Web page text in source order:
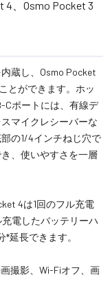
4、Osmo Pocket 3
蔵し、Osmo Pocket
とができます。ホッ
Cポートには、有線デ
マイクレシーバーな
の1/4インチねじ穴で
、使いやすさを一層
4は1回のフル充電
電したバッテリーハ
延長できます。
撮影、Wi-Fiオフ、画